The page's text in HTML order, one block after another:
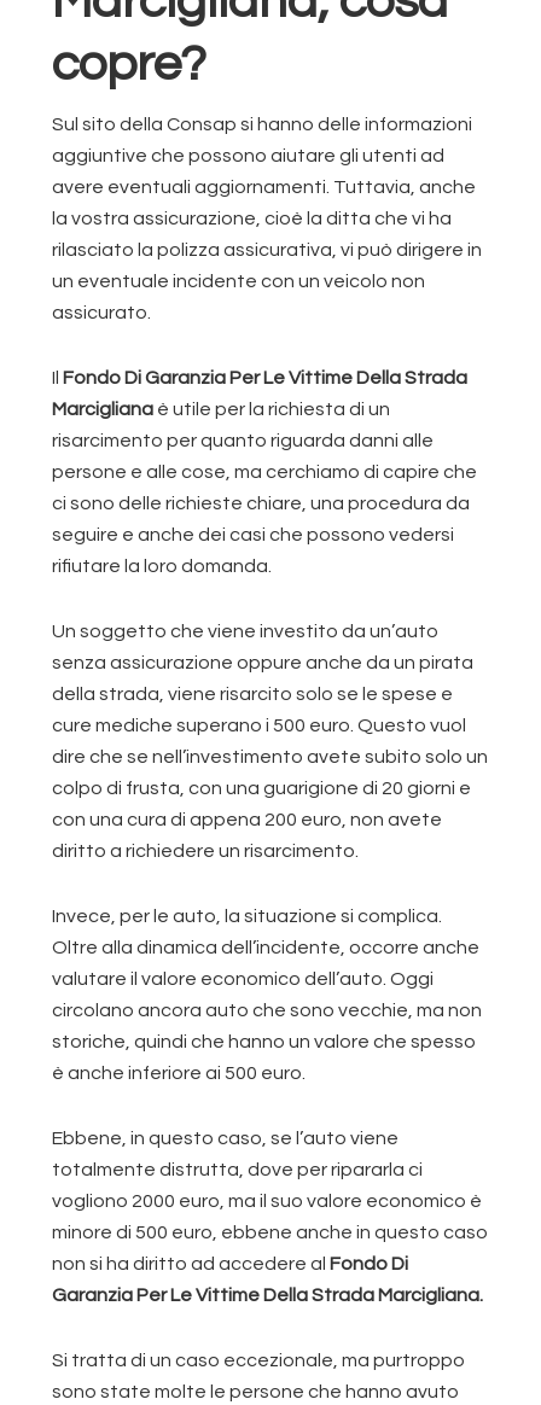
copre?
Sul sito della Consap si hanno delle informazioni
aggiuntive che possono aiutare gli utenti ad
avere eventuali aggiornamenti. Tuttavia, anche
la vostra assicurazione, cioè la ditta che vi ha
rilasciato la polizza assicurativa, vi può dirigere in
un eventuale incidente con un veicolo non
assicurato.
Il Fondo Di Garanzia Per Le Vittime Della Strada
Marcigliana è utile per la richiesta di un
risarcimento per quanto riguarda danni alle
persone e alle cose, ma cerchiamo di capire che
ci sono delle richieste chiare, una procedura da
seguire e anche dei casi che possono vedersi
rifiutare la loro domanda.
Un soggetto che viene investito da un’auto
senza assicurazione oppure anche da un pirata
della strada, viene risarcito solo se le spese e
cure mediche superano i 500 euro. Questo vuol
dire che se nell’investimento avete subito solo un
colpo di frusta, con una guarigione di 20 giorni e
con una cura di appena 200 euro, non avete
diritto a richiedere un risarcimento.
Invece, per le auto, la situazione si complica.
Oltre alla dinamica dell’incidente, occorre anche
valutare il valore economico dell’auto. Oggi
circolano ancora auto che sono vecchie, ma non
storiche, quindi che hanno un valore che spesso
è anche inferiore ai 500 euro.
Ebbene, in questo caso, se l’auto viene
totalmente distrutta, dove per ripararla ci
vogliono 2000 euro, ma il suo valore economico è
minore di 500 euro, ebbene anche in questo caso
non si ha diritto ad accedere al Fondo Di
Garanzia Per Le Vittime Della Strada Marcigliana.
Si tratta di un caso eccezionale, ma purtroppo
sono state molte le persone che hanno avuto